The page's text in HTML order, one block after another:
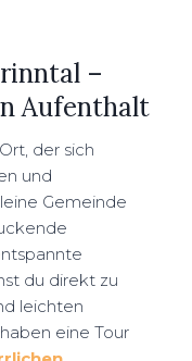
–
Aufenthalt
der sich
und
Gemeinde
du direkt zu
leichten
eine Tour